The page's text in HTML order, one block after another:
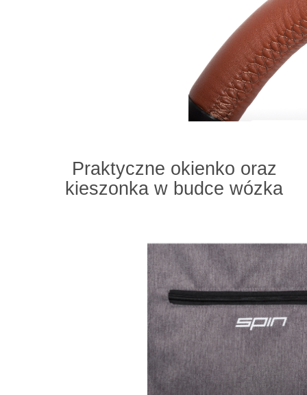
Praktyczne okienko oraz
kieszonka w budce wózka